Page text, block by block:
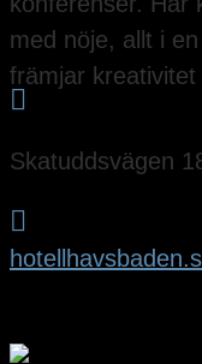
med nöje, allt i
främjar

Skatuddsvägen
